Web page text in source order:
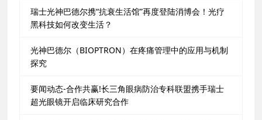
瑞士光神巴德尔携“抗衰生活馆”再度登陆消博会！光疗
黑科技如何改变生活？
光神巴德尔（BIOPTRON）在疼痛管理中的应用与机制
探究
要闻动态-合作共赢!长三角眼病防治专科联盟携手瑞士
超光眼镜开启临床研究合作